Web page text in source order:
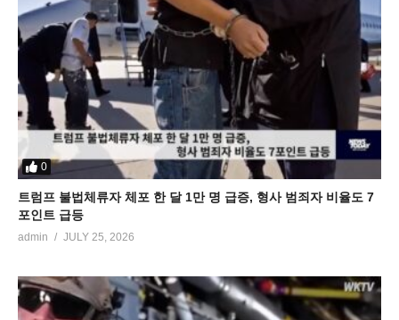
0
트럼프 불법체류자 체포 한 달 1만 명 급증, 형사 범죄자 비율도 7
포인트 급등
admin JULY 25, 2026